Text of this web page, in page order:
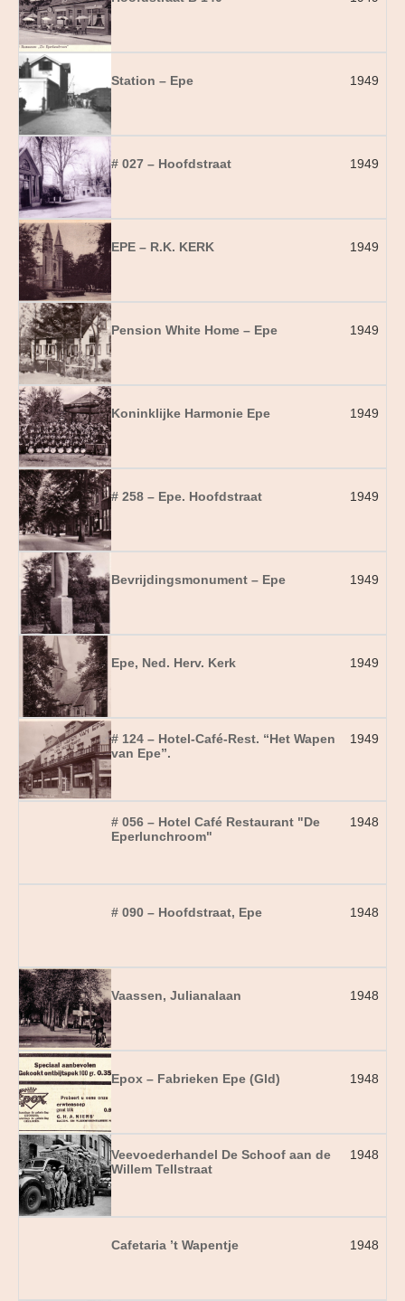
Station – Epe 1949
# 027 – Hoofdstraat 1949
EPE – R.K. KERK 1949
Pension White Home – Epe 1949
Koninklijke Harmonie Epe 1949
# 258 – Epe. Hoofdstraat 1949
Bevrijdingsmonument – Epe 1949
Epe, Ned. Herv. Kerk 1949
# 124 – Hotel-Café-Rest. “Het Wapen
van Epe”.
1949
# 056 – Hotel Café Restaurant "De
Eperlunchroom"
1948
# 090 – Hoofdstraat, Epe 1948
Vaassen, Julianalaan 1948
Epox – Fabrieken Epe (Gld) 1948
Veevoederhandel De Schoof aan de
Willem Tellstraat
1948
Cafetaria ’t Wapentje 1948